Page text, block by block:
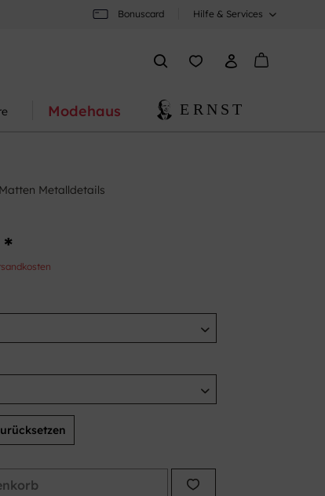
Bonuscard Hilfe & Services
Modehaus
Metalldetails